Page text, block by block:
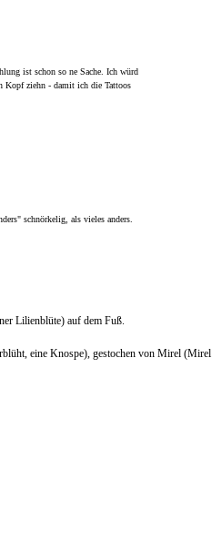
ist schon so ne Sache. Ich würd
Kopf ziehn - damit ich die Tattoos
schnörkelig, als vieles anders.
Lilienblüte) auf dem Fuß.
eine Knospe), gestochen von Mirel (Mirel